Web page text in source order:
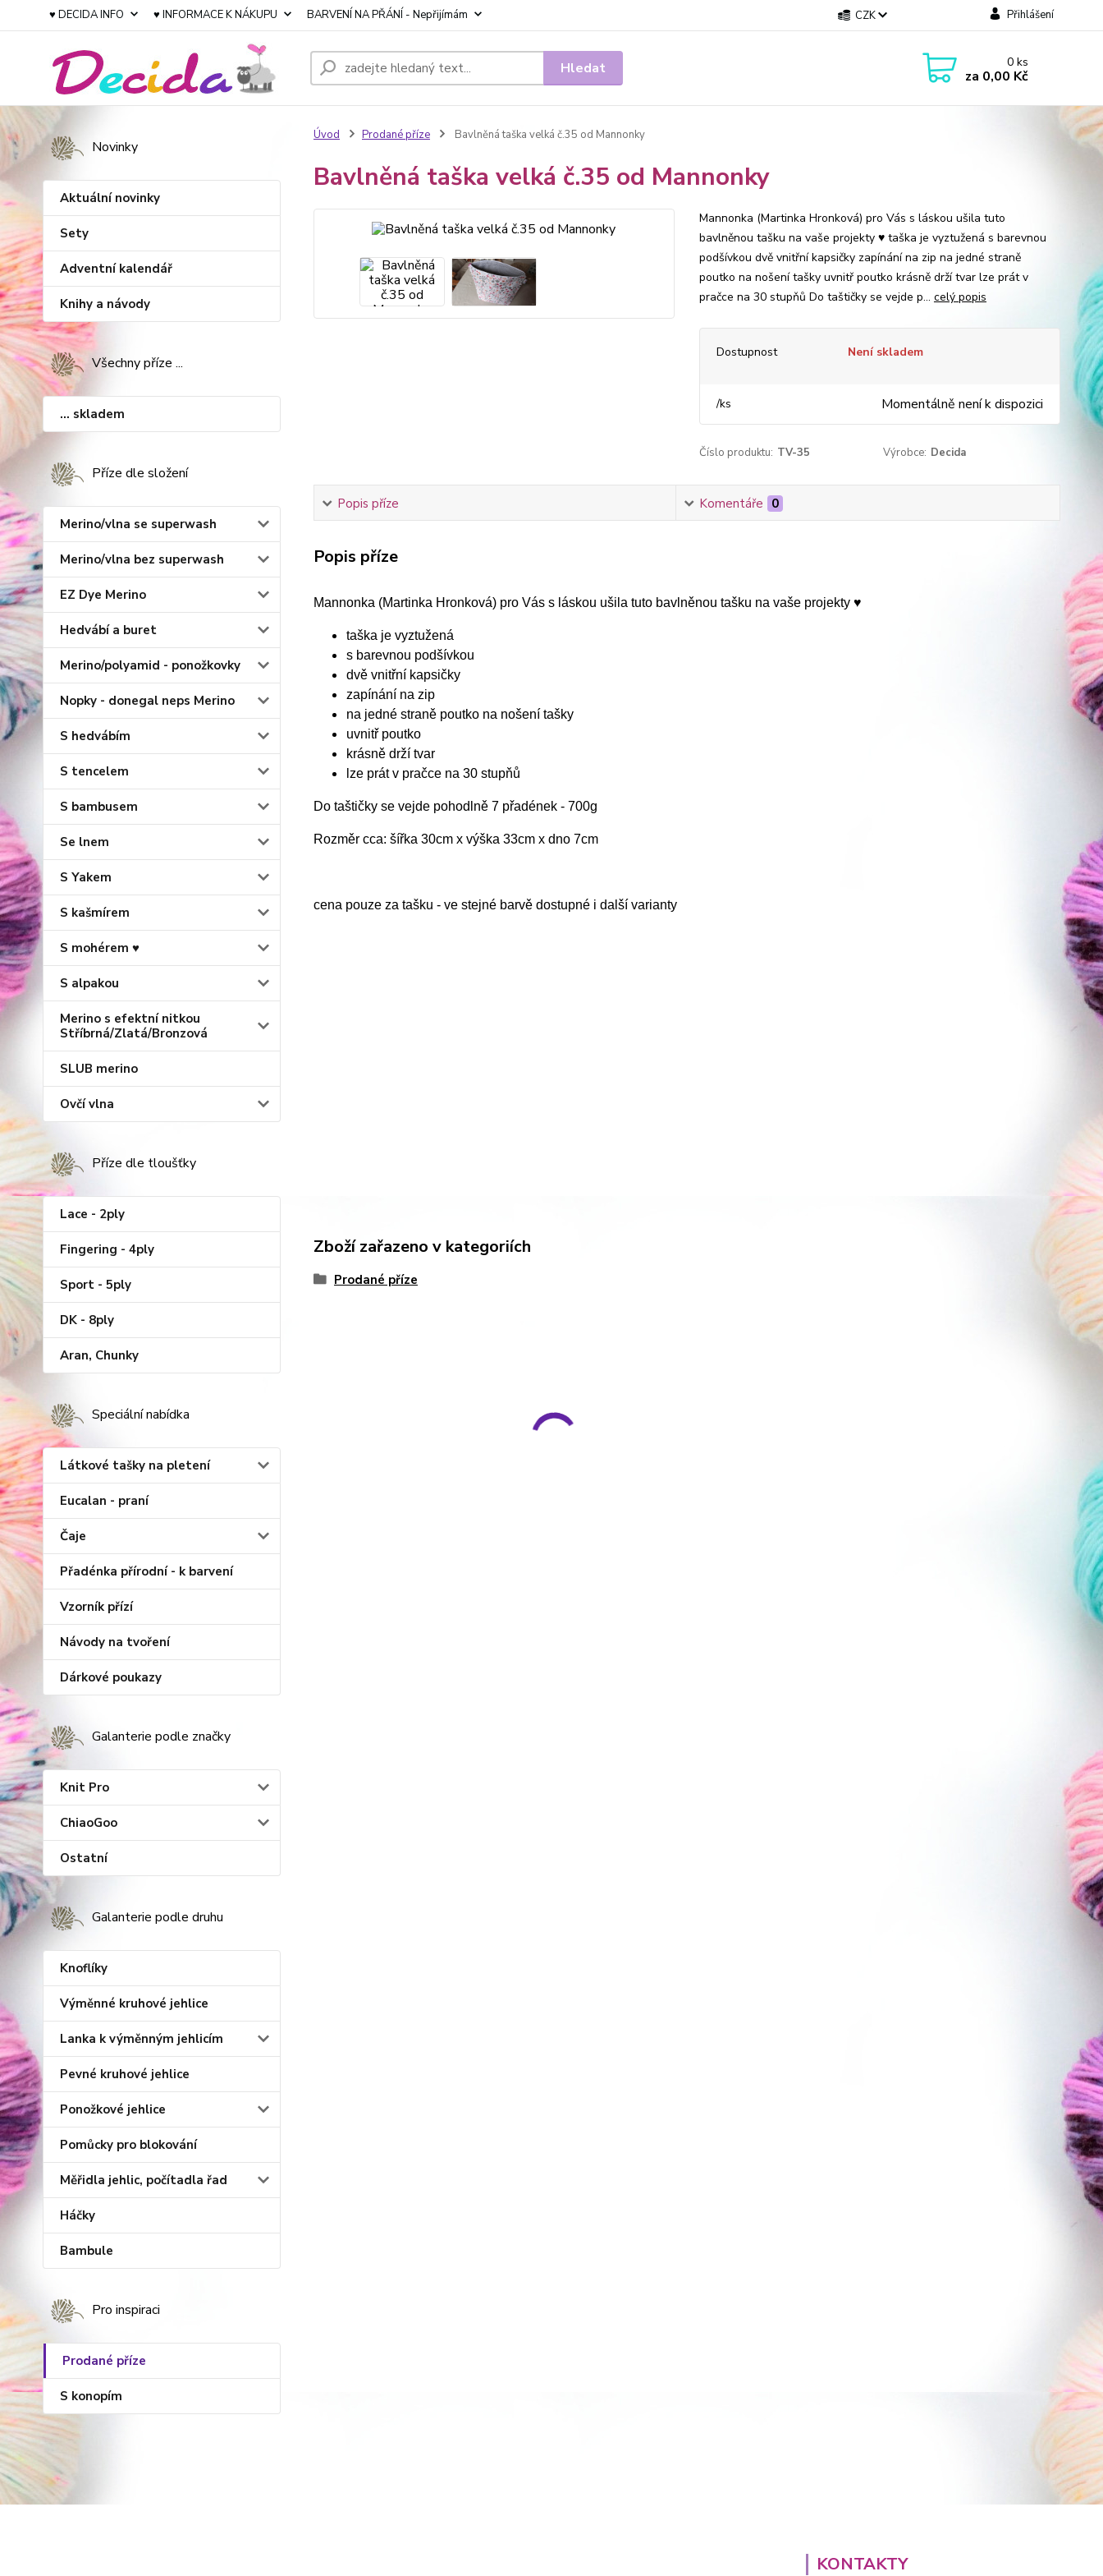
♥ DECIDA INFO ♥ INFORMACE K NÁKUPU BARVENÍ NA PŘÁNÍ - Nepřijímám CZK Přihlášení
Hledat 0ks
za 0,00 Kč
Novinky
Aktuální novinky
Sety
Adventní kalendář
Knihy a návody
Všechny příze ...
... skladem
Příze dle složení
Merino/vlna se superwash
Merino/vlna bez superwash
EZ Dye Merino
Hedvábí a buret
Merino/polyamid - ponožkovky
Nopky - donegal neps Merino
S hedvábím
S tencelem
S bambusem
Se lnem
S Yakem
S kašmírem
S mohérem ♥
S alpakou
Merino s efektní nitkou
Stříbrná/Zlatá/Bronzová
SLUB merino
Ovčí vlna
Příze dle tloušťky
Lace - 2ply
Fingering - 4ply
Sport - 5ply
DK - 8ply
Aran, Chunky
Speciální nabídka
Látkové tašky na pletení
Eucalan - praní
Čaje
Přadénka přírodní - k barvení
Vzorník přízí
Návody na tvoření
Dárkové poukazy
Galanterie podle značky
Knit Pro
ChiaoGoo
Ostatní
Galanterie podle druhu
Knoflíky
Výměnné kruhové jehlice
Lanka k výměnným jehlicím
Pevné kruhové jehlice
Ponožkové jehlice
Pomůcky pro blokování
Měřidla jehlic, počítadla řad
Háčky
Bambule
Pro inspiraci
Prodané příze
S konopím
Úvod Prodané příze Bavlněná taška velká č.35 od Mannonky
Bavlněná taška velká č.35 od Mannonky
Mannonka (Martinka Hronková) pro Vás s láskou ušila tuto
bavlněnou tašku na vaše projekty ♥ taška je vyztužená s barevnou
podšívkou dvě vnitřní kapsičky zapínání na zip na jedné straně
poutko na nošení tašky uvnitř poutko krásně drží tvar lze prát v
pračce na 30 stupňů Do taštičky se vejde p... celý popis
Dostupnost Není skladem
/ks Momentálně není k dispozici
Číslo produktu: TV-35 Výrobce: Decida
Popis příze Komentáře 0
Popis příze
Mannonka (Martinka Hronková) pro Vás s láskou ušila tuto bavlněnou tašku na vaše projekty ♥
taška je vyztužená
s barevnou podšívkou
dvě vnitřní kapsičky
zapínání na zip
na jedné straně poutko na nošení tašky
uvnitř poutko
krásně drží tvar
lze prát v pračce na 30 stupňů
Do taštičky se vejde pohodlně 7 přadének - 700g
Rozměr cca: šířka 30cm x výška 33cm x dno 7cm
cena pouze za tašku - ve stejné barvě dostupné i další varianty
Zboží zařazeno v kategoriích
Prodané příze
KONTAKTY